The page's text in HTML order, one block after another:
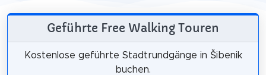
Geführte Free Walking Touren
Kostenlose geführte Stadtrundgänge in Šibenik
buchen.